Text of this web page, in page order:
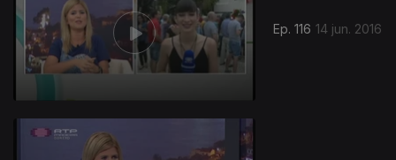
Ep. 116 14 jun. 2016